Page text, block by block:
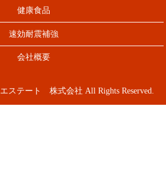
健康食品
速効耐震補強
会社概要
ステート 株式会社 All Rights Reserved.